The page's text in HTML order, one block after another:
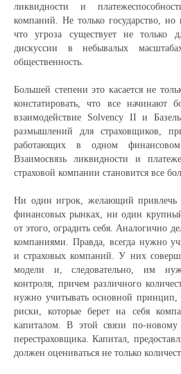
ликвидности и
компаний. Не только государство,
что угроза существует не
дискуссии в небывалых
общественность.
Большей степени это касается не
констатировать, что все начинают
взаимодействие Solvency II и
размышлений для страховщиков,
работающих в одном
Взаимосвязь ликвидности и
страховой компании становится все
Ни один игрок, желающий привлечь
финансовых рынках, ни один
от этого, оградить себя. Аналогично
компаниями. Правда, всегда нужно
и страховых компаний. У них
модели и, следовательно, им
контроля, причем различного
нужно учитывать основной
риски, которые берет на себя
капиталом. В этой связи по-новому
перестраховщика. Капитал,
должен оцениваться не только